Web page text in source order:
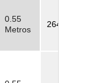
0.55
Metros